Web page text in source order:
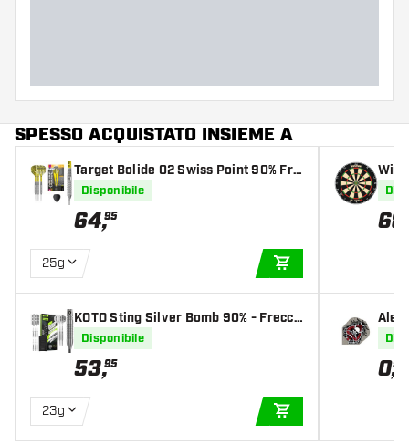
SPESSO ACQUISTATO INSIEME A
Target Bolide 02 Swiss Point 90% Fre
ccette Steel Darts
Disponibile
64,95
25g
KOTO Sting Silver Bomb 90% - Frecce
tte Steel Darts
Disponibile
53,95
23g
68
0,95